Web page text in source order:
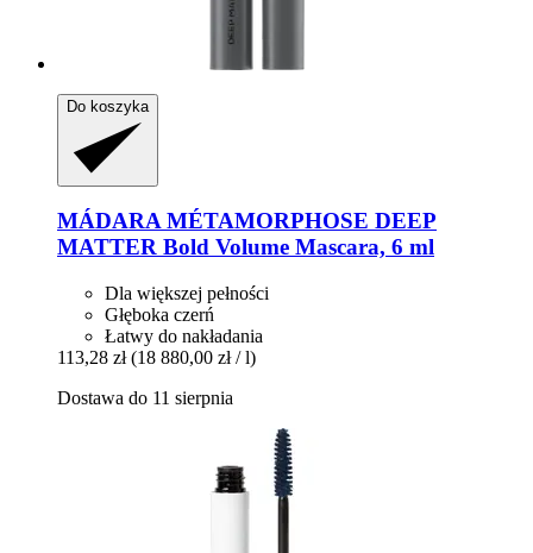
Do koszyka
MÁDARAMÉTAMORPHOSE DEEP
MATTER Bold Volume Mascara, 6 ml
Dla większej pełności
Głęboka czerń
Łatwy do nakładania
113,28 zł (18 880,00 zł / l)
Dostawa do 11 sierpnia